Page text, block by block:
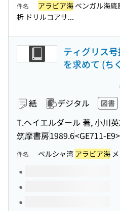
件名 アラビア海 ベンガル海底
析 ドリルコアサ...
ティグリス
を求めて (ち
紙 デジタル 図書
T.ヘイエルダール 著, 小川
筑摩書房1989.6<GE711-E9>
件名 ペルシャ湾 アラビア海
このタイトルの巻号